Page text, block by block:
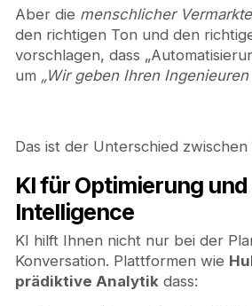
Aber die menschlicher
den richtigen Ton und den
vorschlagen, dass
um „Wir geben Ihren
Das ist der Unterschied zwischen
KI für Optimierung
Intelligence
KI hilft Ihnen nicht nur bei der
Konversation. Plattformen wie
prädiktive Analytikdass: